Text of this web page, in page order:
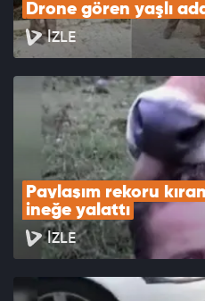
Drone gören yaşlı
İZLE
Paylaşım rekoru
ineğe yalattı
İZLE